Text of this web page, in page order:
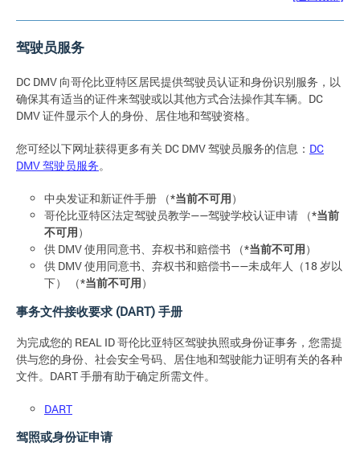
驾驶员服务
DC DMV 向哥伦比亚特区居民提供驾驶员认证和身份识别服务，以
确保其有适当的证件来驾驶或以其他方式合法操作其车辆。DC
DMV 证件显示个人的身份、居住地和驾驶资格。
您可经以下网址获得更多有关 DC DMV 驾驶员服务的信息： DC
DMV 驾驶员服务。
中央发证和新证件手册 （*当前不可用）
哥伦比亚特区法定驾驶员教学——驾驶学校认证申请 （*当前
不可用）
供 DMV 使用同意书、弃权书和赔偿书 （*当前不可用）
供 DMV 使用同意书、弃权书和赔偿书——未成年人（18 岁以
下） （*当前不可用）
事务文件接收要求 (DART) 手册
为完成您的 REAL ID 哥伦比亚特区驾驶执照或身份证事务，您需提
供与您的身份、社会安全号码、居住地和驾驶能力证明有关的各种
文件。DART 手册有助于确定所需文件。
DART
驾照或身份证申请